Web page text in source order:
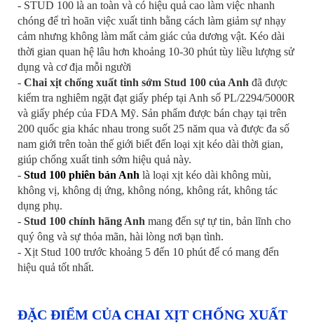
- STUD 100 là an toàn và có hiệu quả cao làm việc nhanh
chóng để trì hoãn việc xuất tinh bằng cách làm giảm sự nhạy
cảm nhưng không làm mất cảm giác của dương vật. Kéo dài
thời gian quan hệ lâu hơn khoảng 10-30 phút tùy liều lượng sử
dụng và cơ địa mỗi người
- Chai xịt chống xuất tinh sớm Stud 100 của Anh đã được
kiểm tra nghiêm ngặt đạt giấy phép tại Anh số PL/2294/5000R
và giấy phép của FDA Mỹ. Sản phẩm được bán chạy tại trên
200 quốc gia khác nhau trong suốt 25 năm qua và được đa số
nam giới trên toàn thế giới biết đến loại xịt kéo dài thời gian,
giúp chống xuất tinh sớm hiệu quả này.
- Stud 100 phiên bản Anh là loại xịt kéo dài không mùi,
không vị, không dị ứng, không nóng, không rát, không tác
dụng phụ.
- Stud 100 chính hãng Anh mang đến sự tự tin, bản lĩnh cho
quý ông và sự thỏa mãn, hài lòng nơi bạn tình.
- Xịt Stud 100 trước khoảng 5 đến 10 phút để có mang đến
hiệu quả tốt nhất.
ĐẶC ĐIỂM CỦA CHAI XỊT CHỐNG XUẤT